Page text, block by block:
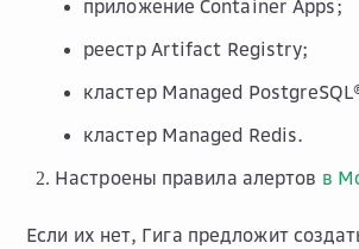
приложение Container Apps;
реестр Artifact Registry;
кластер Managed
кластер Managed Redis.
Настроены правила алертов в
Если их нет, Гига предложит